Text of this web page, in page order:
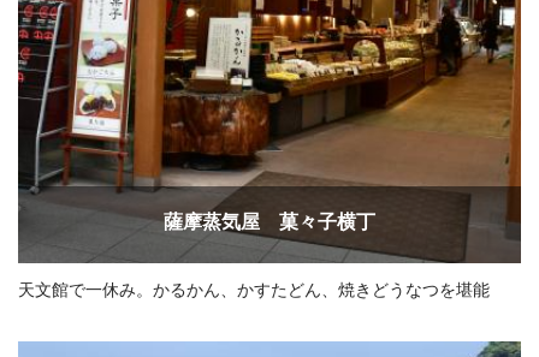
薩摩蒸気屋 菓々子横丁
天文館で一休み。かるかん、かすたどん、焼きどうなつを堪能